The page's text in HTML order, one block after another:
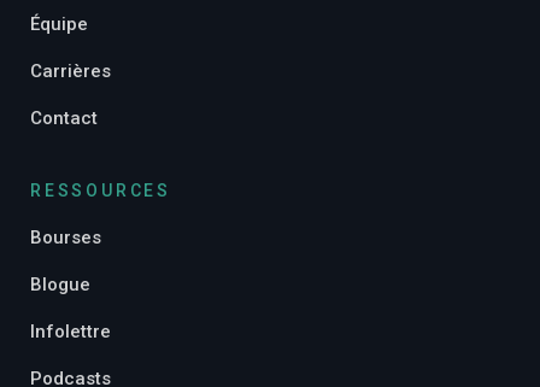
Équipe
Carrières
Contact
RESSOURCES
Bourses
Blogue
Infolettre
Podcasts